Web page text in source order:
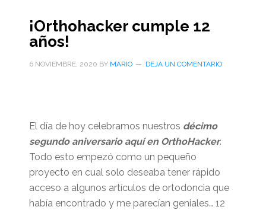
¡Orthohacker cumple 12
años!
6 NOVIEMBRE, 2020 BY MARIO DEJA UN COMENTARIO
El día de hoy celebramos nuestros décimo
segundo aniversario aquí en OrthoHacker.
Todo esto empezó como un pequeño
proyecto en cual solo deseaba tener rápido
acceso a algunos artículos de ortodoncia que
había encontrado y me parecían geniales… 12